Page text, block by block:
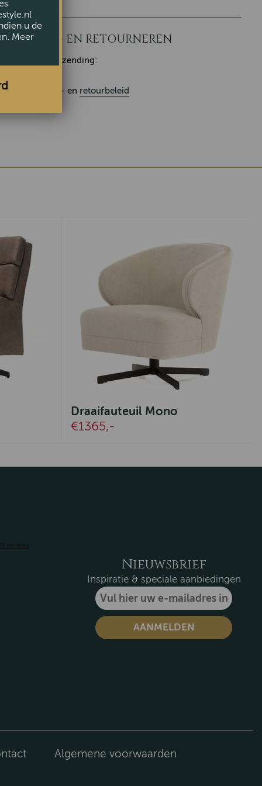
LEVERING EN RETOURNEREN
Klaar voor verzending:
Ons - en retourbeleid
Draaifauteuil Mono
€1365,-
Nieuwsbrief
Inspiratie & speciale aanbiedingen
Algemene voorwaarden
u de
Meer